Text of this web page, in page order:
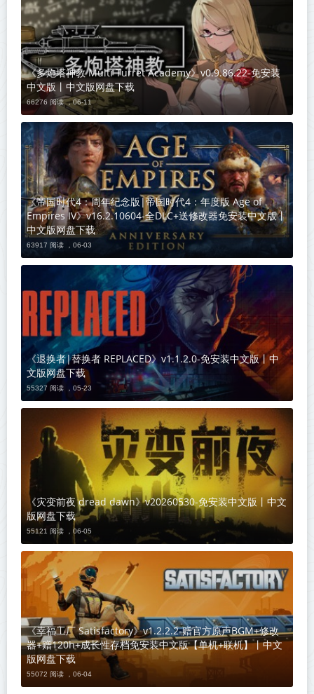
《多炮塔神教 Multi Turret Academy》v0.9.86.22-免安装
中文版丨中文版网盘下载
66276 阅读 ，06-11
《帝国时代4：周年纪念版|帝国时代4：年度版 Age of
Empires IV》v16.2.10604-全DLC+送修改器免安装中文版丨
中文版网盘下载
63917 阅读 ， 06-03
《退换者|替换者 REPLACED》v1.1.2.0-免安装中文版丨中
文版网盘下载
55327 阅读 ， 05-23
《灾变前夜 dread dawn》v20260530-免安装中文版丨中文
版网盘下载
55121 阅读 ， 06-05
《幸福工厂 Satisfactory》v1.2.2.2-赠官方原声BGM+修改
器+赠120h+成长性存档免安装中文版【单机+联机】丨中文
版网盘下载
55072 阅读 ， 06-04